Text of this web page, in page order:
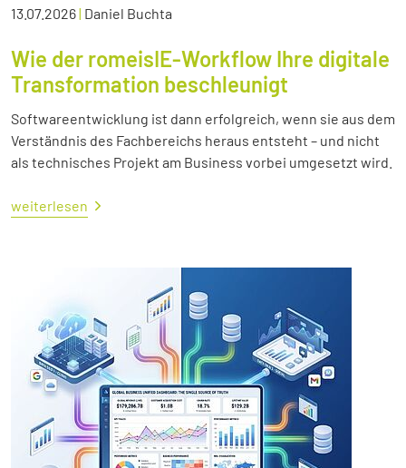
13.07.2026| Daniel Buchta
Wie der romeisIE-Workflow Ihre digitale
Transformation beschleunigt
Softwareentwicklung ist dann erfolgreich, wenn sie aus dem
Verständnis des Fachbereichs heraus entsteht – und nicht
als technisches Projekt am Business vorbei umgesetzt wird.
weiterlesen